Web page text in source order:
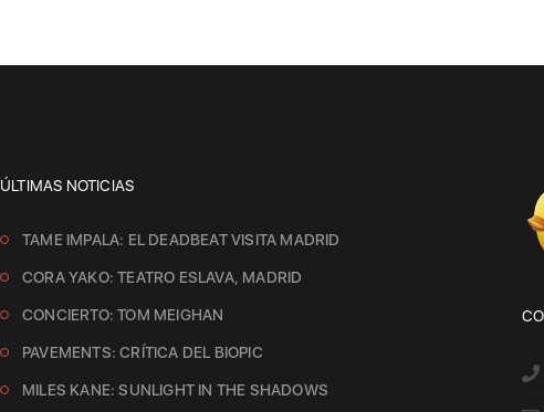
ÚLTIMAS NOTICIAS
TAME IMPALA: EL DEADBEAT VISITA MADRID
CORA YAKO: TEATRO ESLAVA, MADRID
CONCIERTO: TOM MEIGHAN
PAVEMENTS: CRÍTICA DEL BIOPIC
MILES KANE: SUNLIGHT IN THE SHADOWS